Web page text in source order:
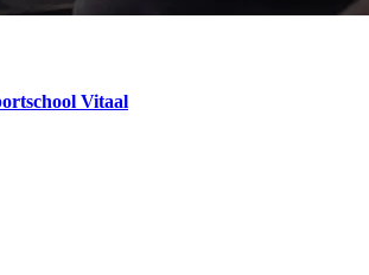
Vitaal